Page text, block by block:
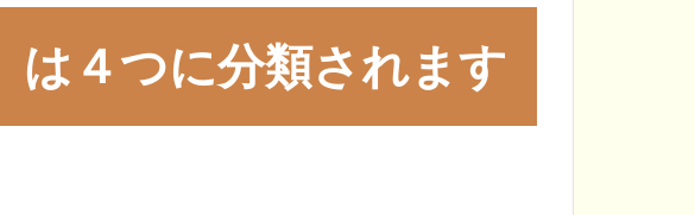
は４つに分類されます